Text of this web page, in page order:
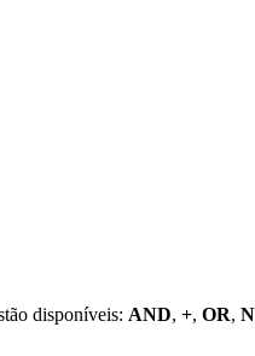
disponíveis: AND, +, OR,